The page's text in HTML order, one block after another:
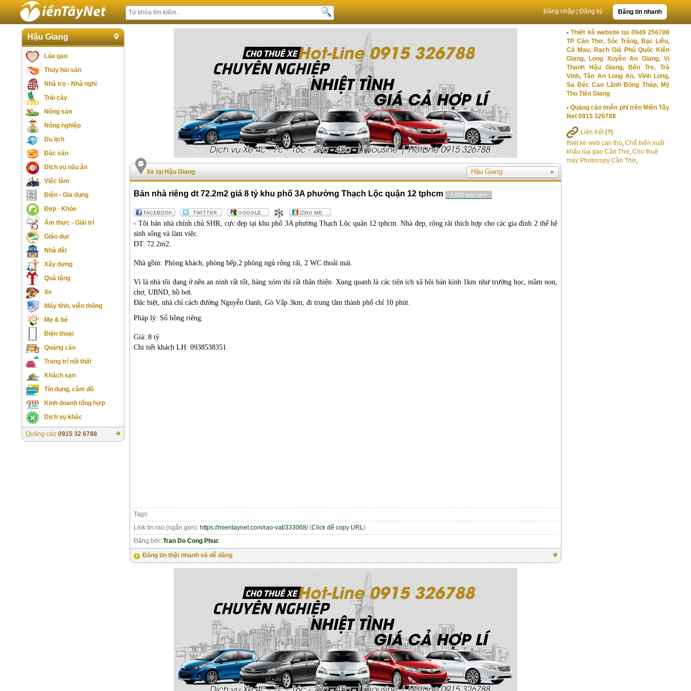
Đăng tin nhanh
Đăng nhập Đăng ký
Hậu Giang
Lúa gạo
Thủy hải sản
Nhà trọ - Nhà nghỉ
Trái cây
Nông sản
Nông nghiệp
Du lịch
Đặc sản
Dịch vụ nấu ăn
Việc làm
Điện - Gia dụng
Đẹp - Khỏe
Ẩm thực - Giải trí
Giáo dục
Nhà đất
Xây dựng
Quà tặng
Xe
Máy tính, viễn thông
Mẹ & bé
Điện thoại
Quảng cáo
Trang trí nội thất
Khách sạn
Tín dụng, cầm đồ
Kinh doanh tổng hợp
Dịch vụ khác
Quảng cáo 0915 32 6788
-Thiết kế website tại 0949 256788
TP Cần Thơ, Sóc Trăng, Bạc Liêu,
Cà Mau, Rạch Giá Phú Quốc Kiên
Giang, Long Xuyên An Giang, Vị
Thanh Hậu Giang, Bến Tre, Trà
Vinh, Tân An Long An, Vĩnh Long,
Sa Đéc Cao Lãnh Đồng Tháp, Mỹ
Tho Tiền Giang
-Quảng cáo miễn phí trên Miền Tây
Net 0915 326788
Liên Kết(?):
thiet ke web can tho, Chế biến xuất
khẩu lúa gạo Cần Thơ, Cho thuê
máy Photocopy Cần Thơ,
Xe tại Hậu Giang
Hậu Giang
Bán nhà riêng dt 72.2m2 giá 8 tỷ khu phố 3A phường Thạch Lộc quận 12 tphcm 1,026 lượt xem
- Tôi bán nhà chính chủ SHR, cực đẹp tại khu phố 3A phường Thạch Lộc quận 12 tphcm. Nhà đẹp, rộng rãi thích hợp cho các gia đình 2 thế hệ
sinh sống và làm việc.
DT: 72.2m2.
Nhà gồm: Phòng khách, phòng bếp,2 phòng ngủ rộng rãi, 2 WC thoải mái.
Vì là nhà tôi đang ở nên an ninh rất tốt, hàng xóm thì rất thân thiện. Xung quanh là các tiện ích xã hội bán kính 1km như trường học, mầm non,
chợ, UBND, hồ bơi.
Đặc biệt, nhà chỉ cách đường Nguyễn Oanh, Gò Vấp 3km, đi trung tâm thành phố chỉ 10 phút.
Pháp lý: Sổ hồng riêng.
Giá: 8 tỷ
Chi tiết khách LH: 0938538351
Tags:
Link tin rao (ngắn gọn): https://mientaynet.com/rao-vat/333068/(Click để copy URL)
Đăng bởi: Tran Do Cong Phuc
Đăng tin thật nhanh và dễ dàng